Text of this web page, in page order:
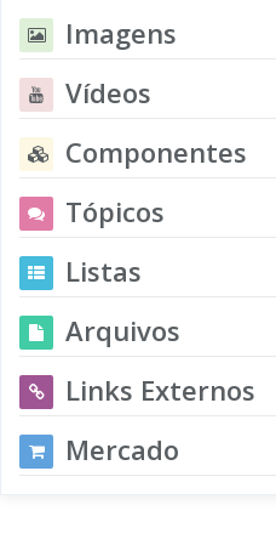
Imagens
Vídeos
Componentes
Tópicos
Listas
Arquivos
Links Externos
Mercado